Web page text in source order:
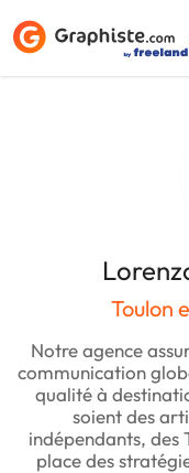
Toulon
Notre agence
communication
qualité à
soient des
indépendants, des
place des